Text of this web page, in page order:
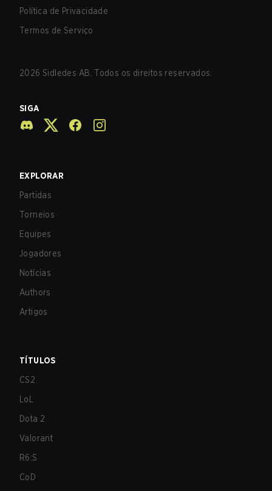
Política de Privacidade
Termos de Serviço
2026 Sidledes AB. Todos os direitos reservados.
SIGA
EXPLORAR
Partidas
Torneios
Equipes
Jogadores
Notícias
Authors
Artigos
TÍTULOS
CS2
LoL
Dota 2
Valorant
R6:S
CoD